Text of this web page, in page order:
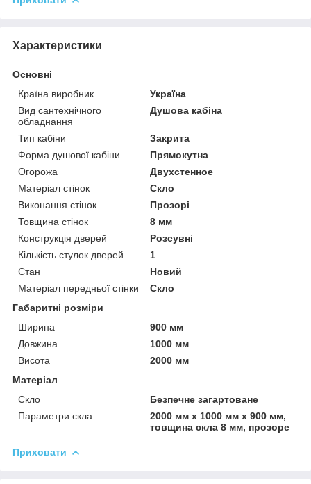
Характеристики
Основні
Країна виробник
Україна
Вид сантехнічного
обладнання
Душова кабіна
Тип кабіни
Закрита
Форма душової кабіни
Прямокутна
Огорожа
Двухстенное
Матеріал стінок
Скло
Виконання стінок
Прозорі
Товщина стінок
8 мм
Конструкція дверей
Розсувні
Кількість стулок дверей
1
Стан
Новий
Матеріал передньої стінки
Скло
Габаритні розміри
Ширина
900 мм
Довжина
1000 мм
Висота
2000 мм
Матеріал
Скло
Безпечне загартоване
Параметри скла
2000 мм х 1000 мм х 900 мм,
товщина скла 8 мм, прозоре
Приховати